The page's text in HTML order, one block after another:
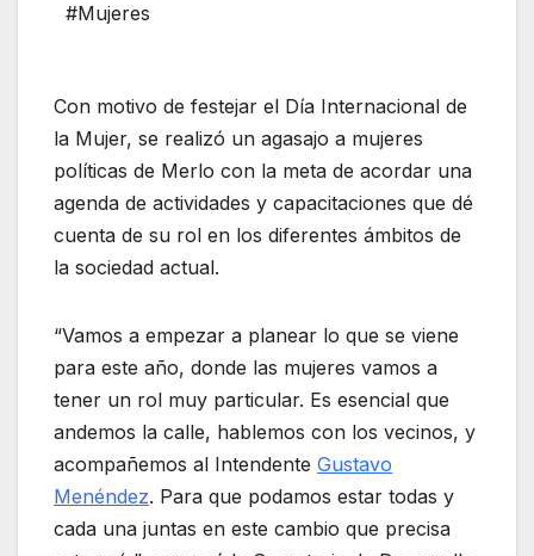
#Mujeres
Con motivo de festejar el Día Internacional de
la Mujer, se realizó un agasajo a mujeres
políticas de Merlo con la meta de acordar una
agenda de actividades y capacitaciones que dé
cuenta de su rol en los diferentes ámbitos de
la sociedad actual.
“Vamos a empezar a planear lo que se viene
para este año, donde las mujeres vamos a
tener un rol muy particular. Es esencial que
andemos la calle, hablemos con los vecinos, y
acompañemos al Intendente Gustavo
Menéndez. Para que podamos estar todas y
cada una juntas en este cambio que precisa